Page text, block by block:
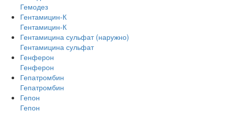
Гемодез
Гентамицин-К
Гентамицин-К
Гентамицина сульфат (наружно)
Гентамицина сульфат
Генферон
Генферон
Гепатромбин
Гепатромбин
Гепон
Гепон